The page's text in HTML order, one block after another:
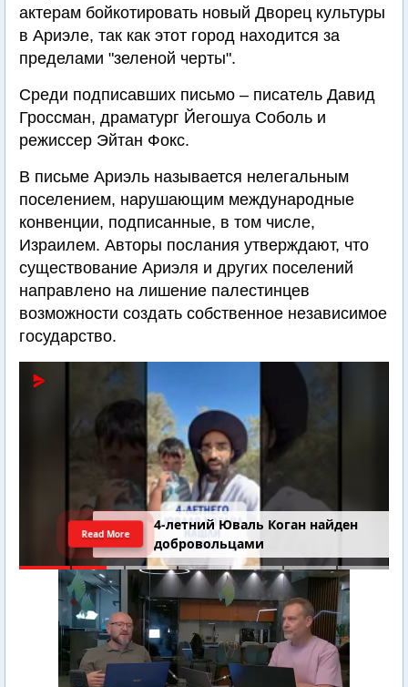
актерам бойкотировать новый Дворец культуры
в Ариэле, так как этот город находится за
пределами "зеленой черты".
Среди подписавших письмо – писатель Давид
Гроссман, драматург Йегошуа Соболь и
режиссер Эйтан Фокс.
В письме Ариэль называется нелегальным
поселением, нарушающим международные
конвенции, подписанные, в том числе,
Израилем. Авторы послания утверждают, что
существование Ариэля и других поселений
направлено на лишение палестинцев
возможности создать собственное независимое
государство.
4-летний Юваль Коган найден
добровольцами
Read More